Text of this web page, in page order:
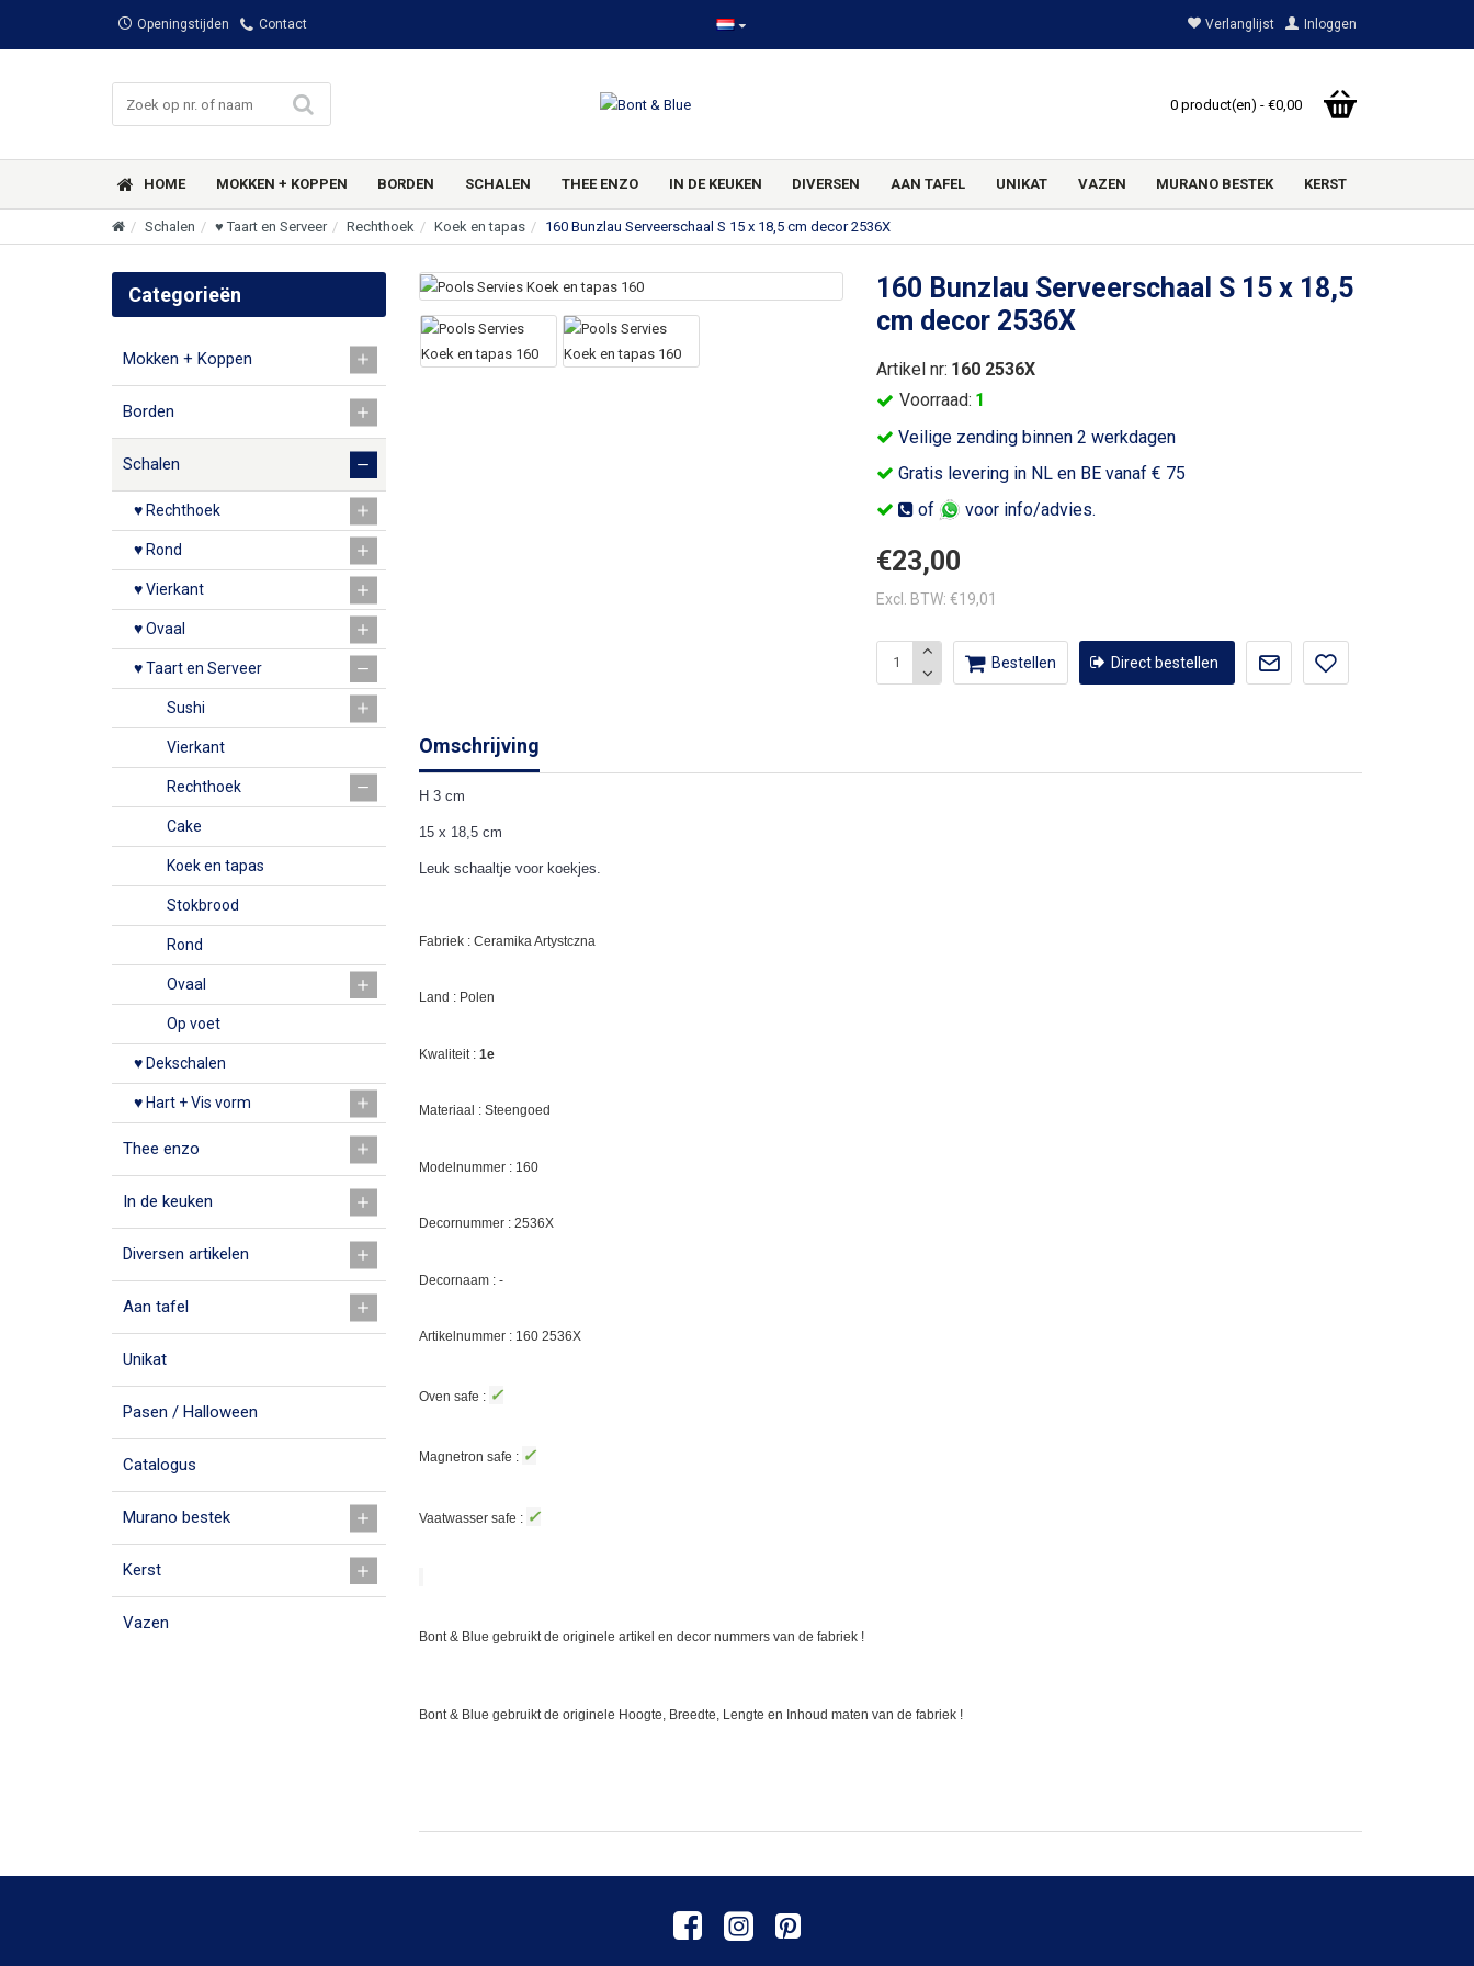
Openingstijden Contact Verlanglijst Inloggen
0 product(en) - €0,00
HOME MOKKEN + KOPPEN BORDEN SCHALEN THEE ENZO IN DE KEUKEN DIVERSEN AAN TAFEL UNIKAT VAZEN MURANO BESTEK KERST
Schalen ♥ Taart en Serveer Rechthoek Koek en tapas 160 Bunzlau Serveerschaal S 15 x 18,5 cm decor 2536X
Categorieën
Mokken + Koppen
Borden
Schalen
♥ Rechthoek
♥ Rond
♥ Vierkant
♥ Ovaal
♥ Taart en Serveer
Sushi
Vierkant
Rechthoek
Cake
Koek en tapas
Stokbrood
Rond
Ovaal
Op voet
♥ Dekschalen
♥ Hart + Vis vorm
Thee enzo
In de keuken
Diversen artikelen
Aan tafel
Unikat
Pasen / Halloween
Catalogus
Murano bestek
Kerst
Vazen
160 Bunzlau Serveerschaal S 15 x 18,5
cm decor 2536X
Veilige zending binnen 2 werkdagen
Gratis levering in NL en BE vanaf € 75
of
voor info/advies.
Voorraad: 1
Artikel nr: 160 2536X
€23,00
Excl. BTW: €19,01
Bestellen Direct bestellen
Omschrijving
H 3 cm
15 x 18,5 cm
Leuk schaaltje voor koekjes.
Fabriek : Ceramika Artystczna
Land : Polen
Kwaliteit : 1e
Materiaal : Steengoed
Modelnummer : 160
Decornummer : 2536X
Decornaam : -
Artikelnummer : 160 2536X
Oven safe : ✓
Magnetron safe : ✓
Vaatwasser safe : ✓
Bont & Blue gebruikt de originele artikel en decor nummers van de fabriek !
Bont & Blue gebruikt de originele Hoogte, Breedte, Lengte en Inhoud maten van de fabriek !